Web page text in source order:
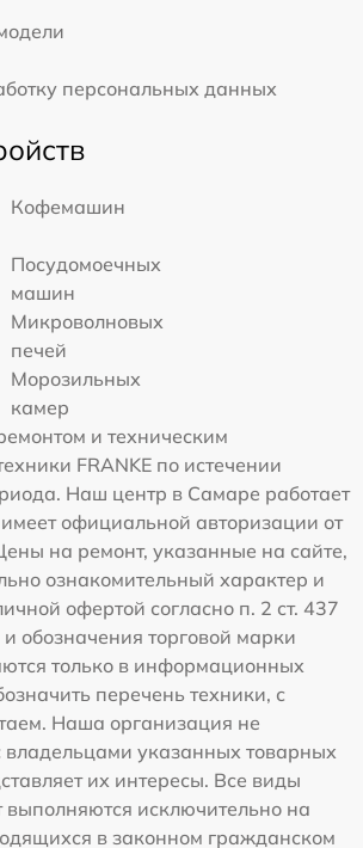
персональных данных
Кофемашин
Посудомоечных
машин
Микроволновых
печей
Морозильных
камер
и техническим
FRANKE по истечении
Наш центр в Самаре работает
официальной авторизации от
на ремонт, указанные на сайте,
ознакомительный характер и
офертой согласно п. 2 ст. 437
обозначения торговой марки
только в информационных
перечень техники, с
Наша организация не
указанных товарных
их интересы. Все виды
выполняются исключительно на
в законном гражданском